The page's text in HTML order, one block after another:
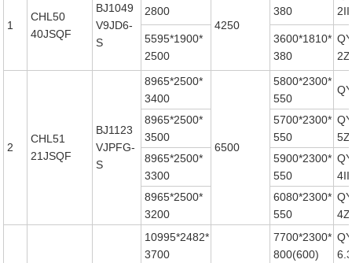
1
CHL50
40JSQF
BJ1049
V9JD6-
S
2800
4250
380
5595*1900*
2500
3600*1810*
380
2
CHL51
21JSQF
BJ1123
VJPFG-
S
8965*2500*
3400
6500
5800*2300*
550
8965*2500*
3500
5700*2300*
550
8965*2500*
3300
5900*2300*
550
8965*2500*
3200
6080*2300*
550
10995*2482*
3700
7700*2300*
800(600)